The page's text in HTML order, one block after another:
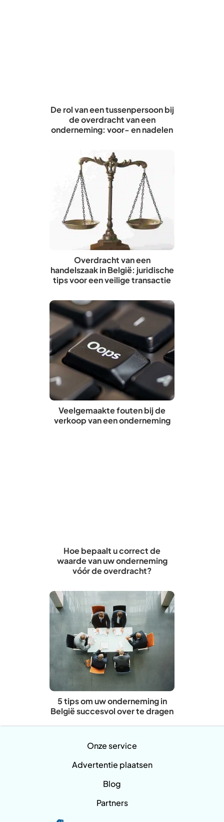
De rol van een tussenpersoon bij
de overdracht van een
onderneming: voor- en nadelen
Overdracht van een
handelszaak in België: juridische
tips voor een veilige transactie
Veelgemaakte fouten bij de
verkoop van een onderneming
Hoe bepaalt u correct de
waarde van uw onderneming
vóór de overdracht?
5 tips om uw onderneming in
België succesvol over te dragen
Onze service
Advertentie plaatsen
Blog
Partners